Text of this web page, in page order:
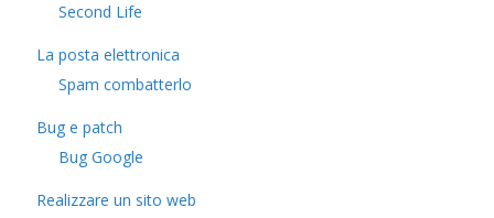
​Second Life
La posta elettronica
Spam combatterlo
Bug e patch
Bug Google
Realizzare un sito web